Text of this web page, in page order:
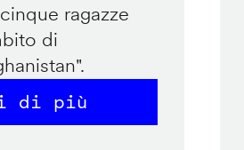
ragazze
di
di più